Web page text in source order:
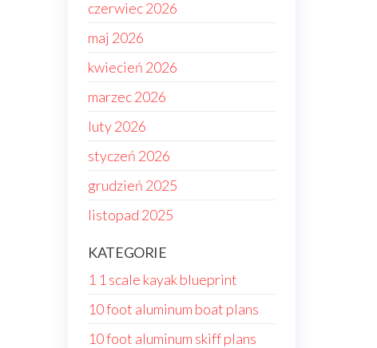
czerwiec 2026
maj 2026
kwiecień 2026
marzec 2026
luty 2026
styczeń 2026
grudzień 2025
listopad 2025
KATEGORIE
1 1 scale kayak blueprint
10 foot aluminum boat plans
10 foot aluminum skiff plans